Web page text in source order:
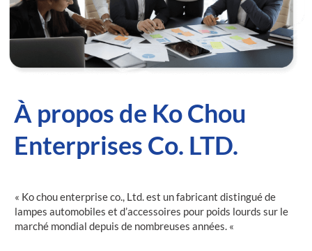
À propos de Ko Chou
Enterprises Co. LTD.
« Ko chou enterprise co., Ltd. est un fabricant distingué de
lampes automobiles et d’accessoires pour poids lourds sur le
marché mondial depuis de nombreuses années. «